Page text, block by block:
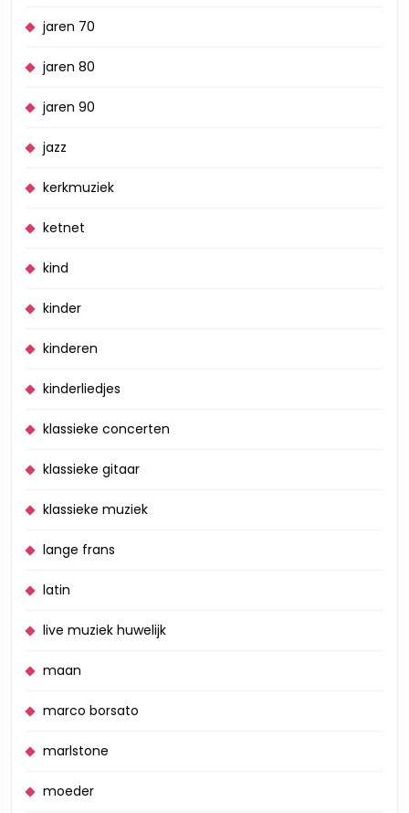
jaren 70
jaren 80
jaren 90
jazz
kerkmuziek
ketnet
kind
kinder
kinderen
kinderliedjes
klassieke concerten
klassieke gitaar
klassieke muziek
lange frans
latin
live muziek huwelijk
maan
marco borsato
marlstone
moeder